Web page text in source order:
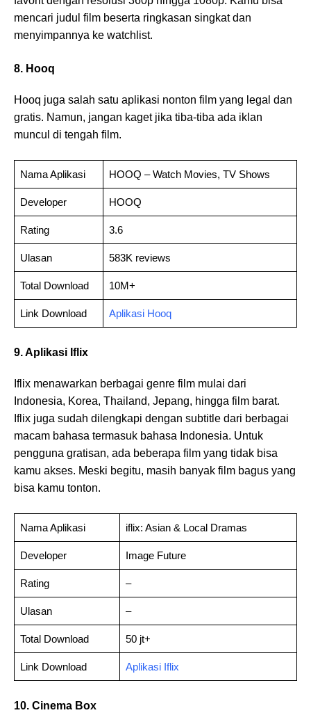
mencari judul film beserta ringkasan singkat dan
menyimpannya ke watchlist.
8. Hooq
Hooq juga salah satu aplikasi nonton film yang legal dan
gratis. Namun, jangan kaget jika tiba-tiba ada iklan
muncul di tengah film.
Nama Aplikasi HOOQ – Watch Movies, TV Shows
Developer HOOQ
Rating 3.6
Ulasan 583K reviews
Total Download 10M+
Link Download Aplikasi Hooq
9. Aplikasi Iflix
Iflix menawarkan berbagai genre film mulai dari
Indonesia, Korea, Thailand, Jepang, hingga film barat.
Iflix juga sudah dilengkapi dengan subtitle dari berbagai
macam bahasa termasuk bahasa Indonesia. Untuk
pengguna gratisan, ada beberapa film yang tidak bisa
kamu akses. Meski begitu, masih banyak film bagus yang
bisa kamu tonton.
Nama Aplikasi iflix: Asian & Local Dramas
Developer Image Future
Rating –
Ulasan –
Total Download 50 jt+
Link Download Aplikasi Iflix
10. Cinema Box